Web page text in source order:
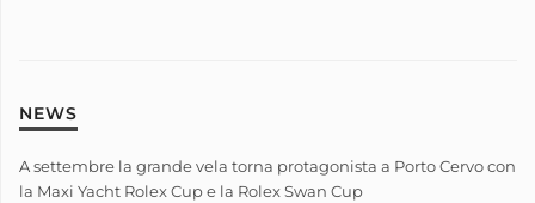
NEWS
A settembre la grande vela torna protagonista a Porto Cervo con
la Maxi Yacht Rolex Cup e la Rolex Swan Cup